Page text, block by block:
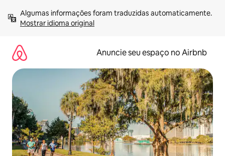
para
Mostrar idioma original
Anuncie seu espaço no Airbnb